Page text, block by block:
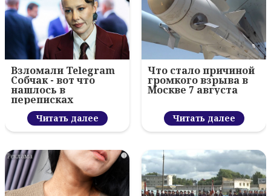
Взломали Telegram
Собчак - вот что
нашлось в
переписках
Читать далее
Что стало причиной
громкого взрыва в
Москве 7 августа
Читать далее
i